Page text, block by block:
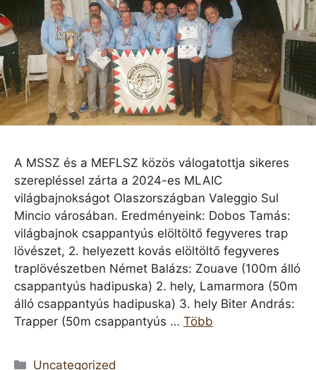
A MSSZ és a MEFLSZ közös válogatottja sikeres
szerepléssel zárta a 2024-es MLAIC
világbajnokságot Olaszországban Valeggio Sul
Mincio városában. Eredményeink: Dobos Tamás:
világbajnok csappantyús elöltöltő fegyveres trap
lövészet, 2. helyezett kovás elöltöltő fegyveres
traplövészetben Német Balázs: Zouave (100m álló
csappantyús hadipuska) 2. hely, Lamarmora (50m
álló csappantyús hadipuska) 3. hely Biter András:
Trapper (50m csappantyús … Több
Kategória
Uncategorized